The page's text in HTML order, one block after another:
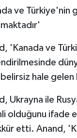
ve Türkiye'nin
'Kanada ve
hale
Ukrayna ile
olduğunu ifade
etti. Anand,